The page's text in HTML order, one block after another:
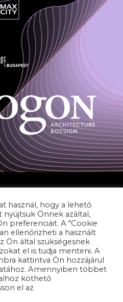
használ, hogy a lehető
Önnek azáltal,
preferenciáit. A "Cookie
ellenőrizheti a használt
Ön által szükségesnek
el is tudja menteni. A
kattintva Ön hozzájárul
Amennyiben többet
köthető
el az